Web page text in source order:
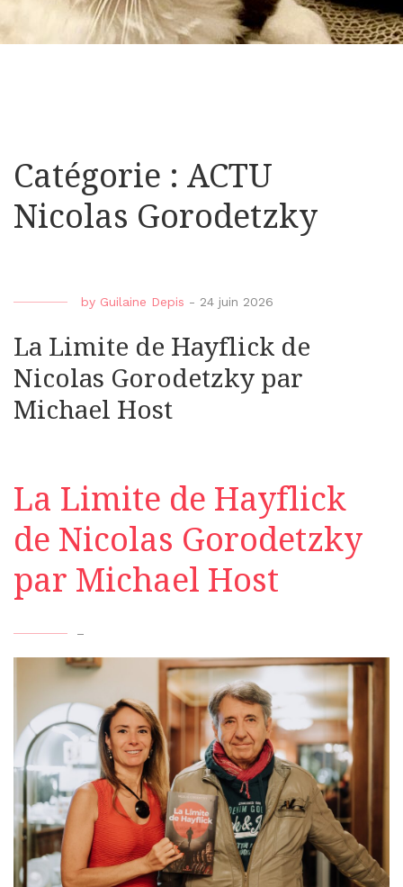
Catégorie : ACTU
Nicolas Gorodetzky
by Guilaine Depis - 24 juin 2026
La Limite de Hayflick de
Nicolas Gorodetzky par
Michael Host
La Limite de Hayflick
de Nicolas Gorodetzky
par Michael Host
–